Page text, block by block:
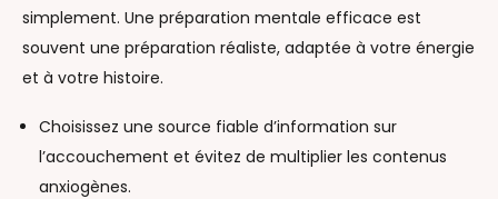
simplement. Une préparation mentale efficace est
souvent une préparation réaliste, adaptée à votre énergie
et à votre histoire.
Choisissez une source fiable d’information sur
l’accouchement et évitez de multiplier les contenus
anxiogènes.